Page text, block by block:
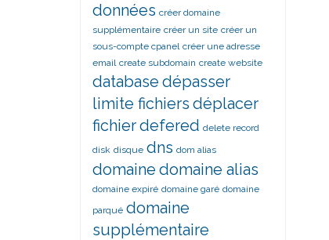
données créer domaine
supplémentaire créer un site créer un
sous-compte cpanel créer une adresse
email create subdomain create website
database dépasser
limite fichiers déplacer
fichierdefered delete record
disk disque dns dom alias
domaine domaine alias
domaine expiré domaine garé domaine
parqué domaine
supplémentaire